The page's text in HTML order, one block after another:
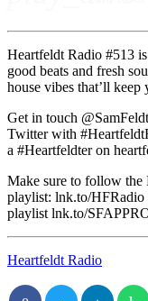
Heartfeldt Radio #513
good beats and fresh
house vibes that’ll
Get in touch
Twitter with
a #Heartfeldter on
Make sure to follow the
playlist: lnk.to/HFRadio
playlist lnk.to/
Heartfeldt Radio